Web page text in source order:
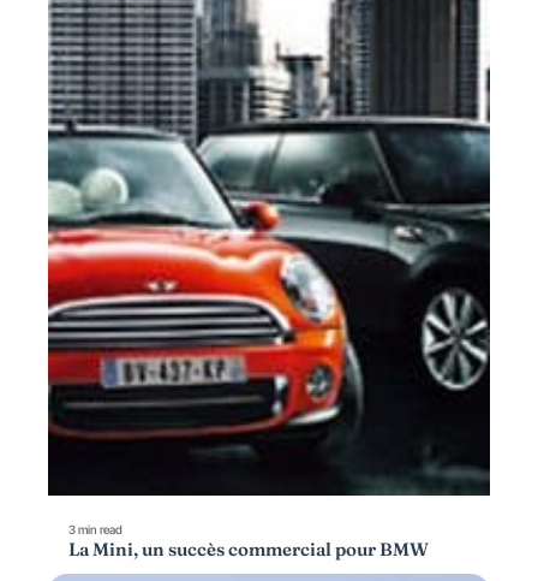
3 min read
La Mini, un succès commercial pour BMW